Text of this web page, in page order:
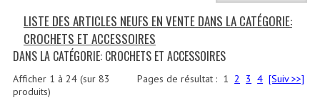
Recevoir Nos Promotions
LISTE DES ARTICLES NEUFS EN VENTE DANS LA CATÉGORIE:
CROCHETS ET ACCESSOIRES
DANS LA CATÉGORIE: CROCHETS ET ACCESSOIRES
Pages de résultat : 1 2 3 4 [Suiv >>]
Afficher 1 à 24(sur 83
produits)